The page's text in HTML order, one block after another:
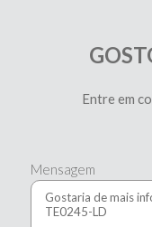
Entre em
Mensagem